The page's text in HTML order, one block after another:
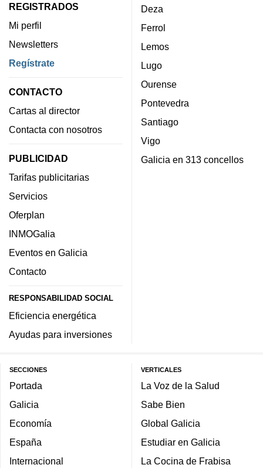
REGISTRADOS
Mi perfil
Newsletters
Regístrate
CONTACTO
Cartas al director
Contacta con nosotros
PUBLICIDAD
Tarifas publicitarias
Servicios
Oferplan
INMOGalia
Eventos en Galicia
Contacto
RESPONSABILIDAD SOCIAL
Eficiencia energética
Ayudas para inversiones
Deza
Ferrol
Lemos
Lugo
Ourense
Pontevedra
Santiago
Vigo
Galicia en 313 concellos
SECCIONES
Portada
Galicia
Economía
España
Internacional
VERTICALES
La Voz de la Salud
Sabe Bien
Global Galicia
Estudiar en Galicia
La Cocina de Frabisa